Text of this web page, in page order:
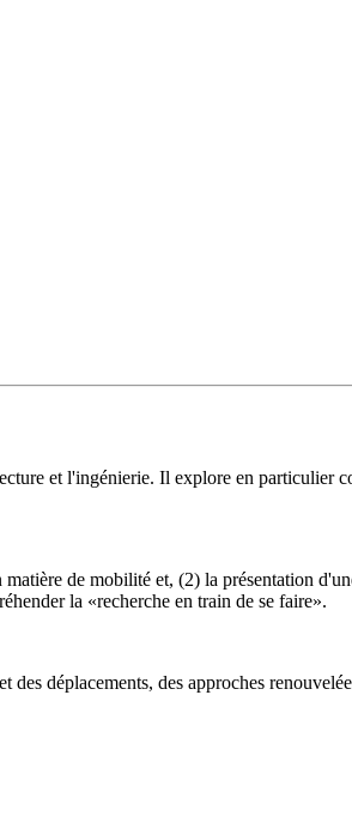
et l'ingénierie. Il explore en particulier
de mobilité et, (2) la présentation
la «recherche en train de se faire».
déplacements, des approches